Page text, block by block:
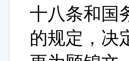
十八条和国
的规定，决